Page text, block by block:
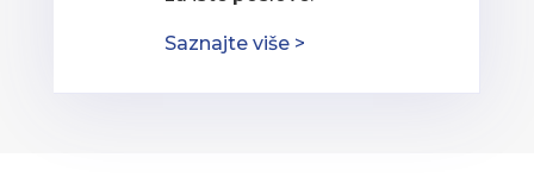
Saznajte više >